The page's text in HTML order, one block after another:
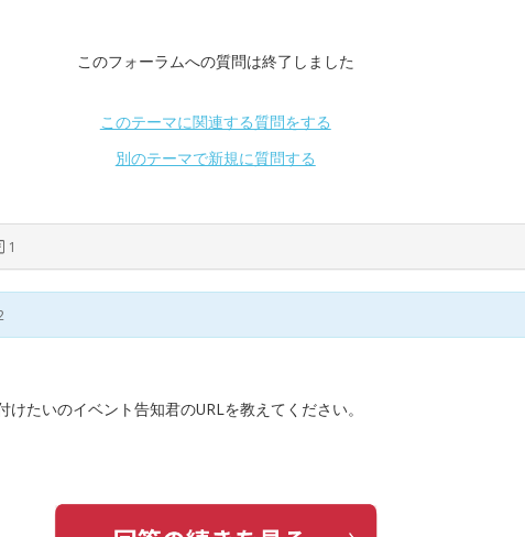
このフォーラムへの質問は終了しました
このテーマに関連する質問をする
別のテーマで新規に質問する
1
たいのイベント告知君のURLを教えてください。